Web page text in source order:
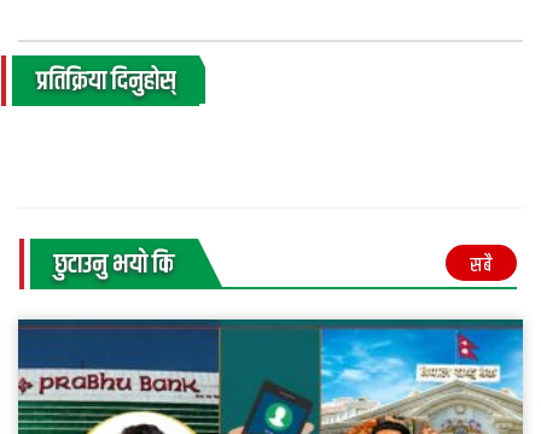
प्रतिक्रिया दिनुहोस्
छुटाउनु भयाे कि सबै